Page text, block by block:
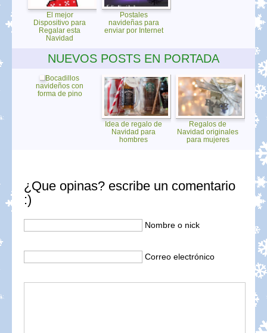
El mejor
Dispositivo para
Regalar esta
Navidad
Postales
navideñas para
enviar por Internet
NUEVOS POSTS EN PORTADA
Bocadillos
navideños con
forma de pino
Idea de regalo de
Navidad para
hombres
Regalos de
Navidad originales
para mujeres
¿Que opinas? escribe un comentario
:)
Nombre o nick
Correo electrónico